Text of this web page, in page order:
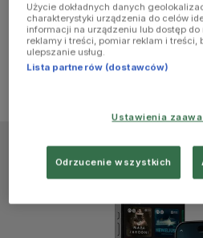
more
information)
Użycie dokładnych danych
charakterystyki urządzenia do celów
informacji na urządzeniu lub dostęp
reklamy i treści, pomiar reklam i treści,
ulepszanie usług.
Lista partnerów (dostawców)
Ustawienia
Odrzucenie wszystkich